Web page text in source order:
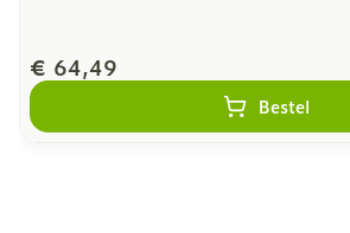
€ 64,49
Bestel